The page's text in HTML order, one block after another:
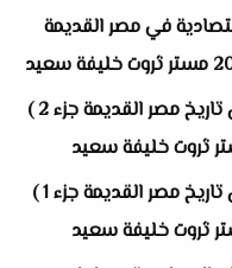
في مصر القديمة
اختبار الكترونى تاريخ ( ملامح من تاريخ مصر القديمة جزء 2 )
اختبار الكترونى تاريخ ( ملامح من تاريخ مصر القديمة جزء 1 )